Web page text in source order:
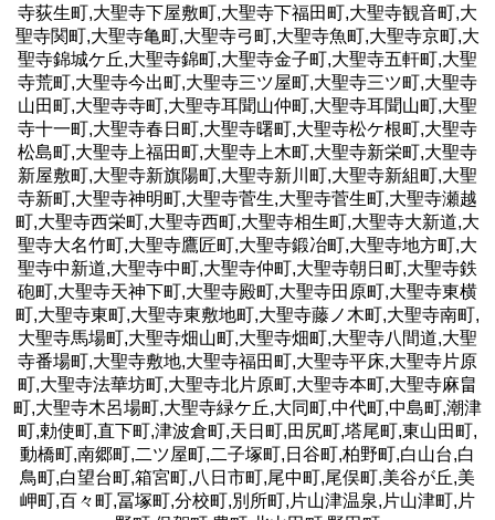
寺荻生町,大聖寺下屋敷町,大聖寺下福田町,大聖寺観音町,大
聖寺関町,大聖寺亀町,大聖寺弓町,大聖寺魚町,大聖寺京町,大
聖寺錦城ケ丘,大聖寺錦町,大聖寺金子町,大聖寺五軒町,大聖
寺荒町,大聖寺今出町,大聖寺三ツ屋町,大聖寺三ツ町,大聖寺
山田町,大聖寺寺町,大聖寺耳聞山仲町,大聖寺耳聞山町,大聖
寺十一町,大聖寺春日町,大聖寺曙町,大聖寺松ケ根町,大聖寺
松島町,大聖寺上福田町,大聖寺上木町,大聖寺新栄町,大聖寺
新屋敷町,大聖寺新旗陽町,大聖寺新川町,大聖寺新組町,大聖
寺新町,大聖寺神明町,大聖寺菅生,大聖寺菅生町,大聖寺瀬越
町,大聖寺西栄町,大聖寺西町,大聖寺相生町,大聖寺大新道,大
聖寺大名竹町,大聖寺鷹匠町,大聖寺鍛冶町,大聖寺地方町,大
聖寺中新道,大聖寺中町,大聖寺仲町,大聖寺朝日町,大聖寺鉄
砲町,大聖寺天神下町,大聖寺殿町,大聖寺田原町,大聖寺東横
町,大聖寺東町,大聖寺東敷地町,大聖寺藤ノ木町,大聖寺南町,
大聖寺馬場町,大聖寺畑山町,大聖寺畑町,大聖寺八間道,大聖
寺番場町,大聖寺敷地,大聖寺福田町,大聖寺平床,大聖寺片原
町,大聖寺法華坊町,大聖寺北片原町,大聖寺本町,大聖寺麻畠
町,大聖寺木呂場町,大聖寺緑ケ丘,大同町,中代町,中島町,潮津
町,勅使町,直下町,津波倉町,天日町,田尻町,塔尾町,東山田町,
動橋町,南郷町,二ツ屋町,二子塚町,日谷町,柏野町,白山台,白
鳥町,白望台町,箱宮町,八日市町,尾中町,尾俣町,美谷が丘,美
岬町,百々町,冨塚町,分校町,別所町,片山津温泉,片山津町,片